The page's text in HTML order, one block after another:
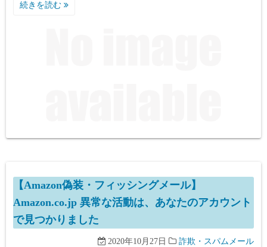
続きを読む
【Amazon偽装・フィッシングメール】
Amazon.co.jp 異常な活動は、あなたのアカウント
で見つかりました
2020年10月27日 詐欺・スパムメール